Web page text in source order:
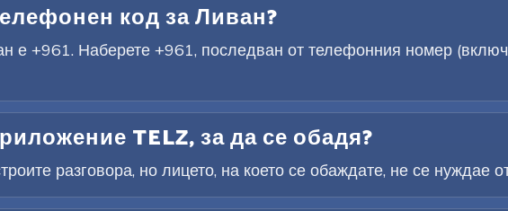
код за Ливан?
е +961. Наберете +961, последван от телефонния номер
TELZ, за да се обадя?
разговора, но лицето, на което се обаждате, не се нуждае